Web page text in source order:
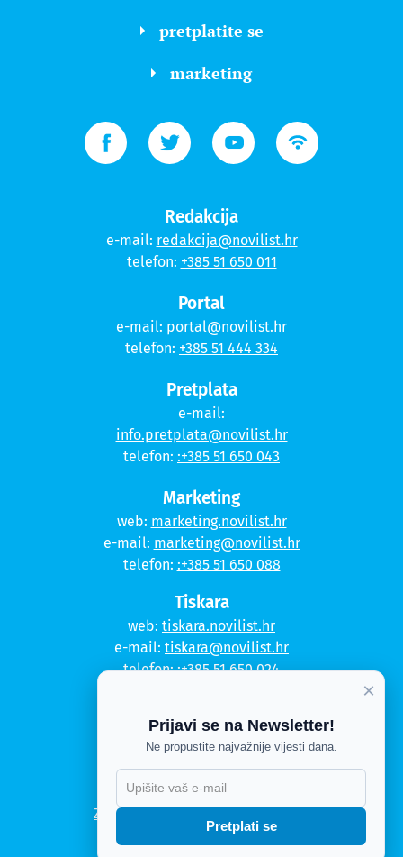
pretplatite se
marketing
Redakcija
e-mail: redakcija@novilist.hr
telefon: +385 51 650 011
Portal
e-mail: portal@novilist.hr
telefon: +385 51 444 334
Pretplata
e-mail:
info.pretplata@novilist.hr
telefon: :+385 51 650 043
Marketing
web: marketing.novilist.hr
e-mail: marketing@novilist.hr
telefon: :+385 51 650 088
Tiskara
web: tiskara.novilist.hr
e-mail: tiskara@novilist.hr
telefon::+385 51 650 024
Kontakt
Politika privatnosti
Politika kolačića
Zahtjev za pristup informacijama
Impressum
×
Prijavi se na Newsletter!
Ne propustite najvažnije vijesti dana.
Pretplati se